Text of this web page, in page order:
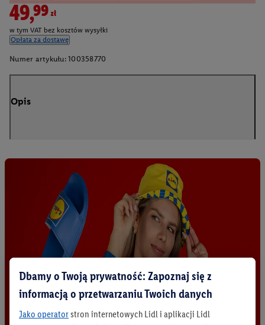
49,99zł
w tym VAT bez kosztów wysyłki
Opłata za dostawę
Numer artykułu: 100358770
Opis
Dbamy o Twoją prywatność: Zapoznaj się z
informacją o przetwarzaniu Twoich danych
Jako operatorstron internetowych Lidl i aplikacji Lidl